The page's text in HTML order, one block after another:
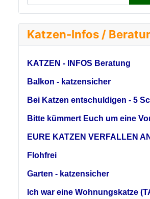
Katzen-Infos /
KATZEN - INFOS Beratung
Balkon - katzensicher
Bei Katzen entschuldigen - 5
Bitte kümmert Euch um eine
EURE KATZEN VERFALLEN
Flohfrei
Garten - katzensicher
Ich war eine Wohnungskatze